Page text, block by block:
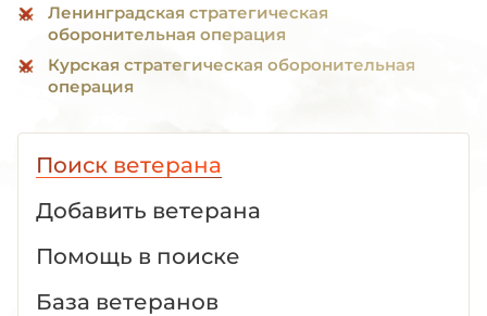
Ленинградская стратегическая
оборонительная операция
Курская стратегическая оборонительная
операция
Поиск ветерана
Добавить ветерана
Помощь в поиске
База ветеранов